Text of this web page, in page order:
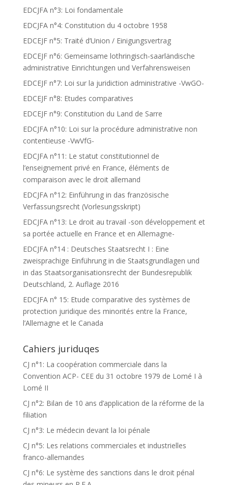
EDCJFA n°3: Loi fondamentale
EDCJFA n°4: Constitution du 4 octobre 1958
EDCEJF n°5: Traité d’Union / Einigungsvertrag
EDCEJF n°6: Gemeinsame lothringisch-saarländische
administrative Einrichtungen und Verfahrensweisen
EDCEJF n°7: Loi sur la juridiction administrative -VwGO-
EDCEJF n°8: Etudes comparatives
EDCEJF n°9: Constitution du Land de Sarre
EDCJFA n°10: Loi sur la procédure administrative non
contentieuse -VwVfG-
EDCJFA n°11: Le statut constitutionnel de
l’enseignement privé en France, éléments de
comparaison avec le droit allemand
EDCJFA n°12: Einführung in das französische
Verfassungsrecht (Vorlesungsskript)
EDCJFA n°13: Le droit au travail -son développement et
sa portée actuelle en France et en Allemagne-
EDCJFA n°14 : Deutsches Staatsrecht I : Eine
zweisprachige Einführung in die Staatsgrundlagen und
in das Staatsorganisationsrecht der Bundesrepublik
Deutschland, 2. Auflage 2016
EDCJFA n° 15: Etude comparative des systèmes de
protection juridique des minorités entre la France,
l’Allemagne et le Canada
Cahiers juriduqes
CJ n°1: La coopération commerciale dans la
Convention ACP- CEE du 31 octobre 1979 de Lomé I à
Lomé II
CJ n°2: Bilan de 10 ans d’application de la réforme de la
filiation
CJ n°3: Le médecin devant la loi pénale
CJ n°5: Les relations commerciales et industrielles
franco-allemandes
CJ n°6: Le système des sanctions dans le droit pénal